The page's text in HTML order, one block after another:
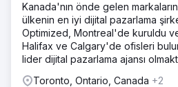
Kanada'nın önde gelen
ülkenin en iyi dijital pazarlama
Optimized, Montreal'de kuruldu
Halifax ve Calgary'de ofisleri
lider dijital pazarlama ajansı
Toronto, Ontario, Canada +2